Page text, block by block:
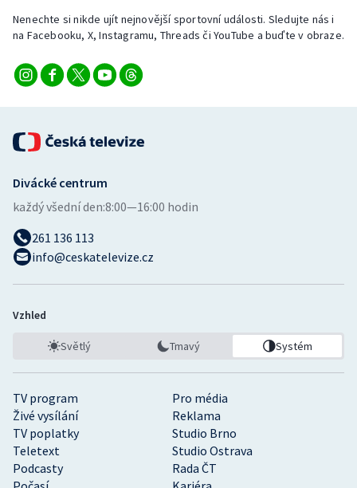
Nenechte si nikde ujít nejnovější sportovní události. Sledujte nás i
na Facebooku, X, Instagramu, Threads či YouTube a buďte v obraze.
TV program
Pro média
Živé vysílání
Reklama
TV poplatky
Studio Brno
Teletext
Studio Ostrava
Podcasty
Rada ČT
Divácké centrum
každý všední den:8:00—16:00 hodin
261 136 113
info@ceskatelevize.cz
Vzhled
Světlý Tmavý Systém